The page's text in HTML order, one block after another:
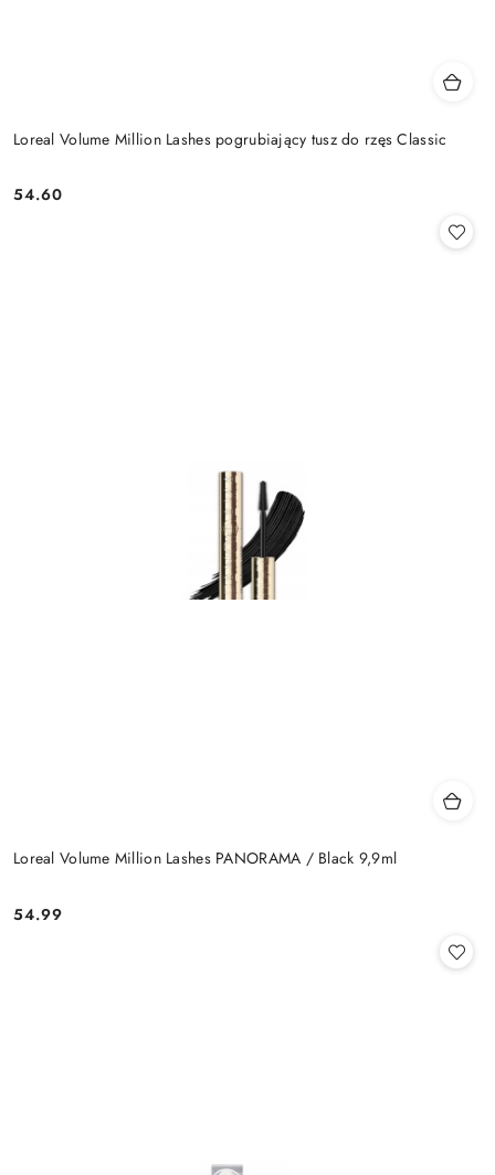
Loreal Volume Million Lashes pogrubiający tusz do rzęs Classic
Cena:
54.60
Loreal Volume Million Lashes PANORAMA / Black 9,9ml
Cena:
54.99